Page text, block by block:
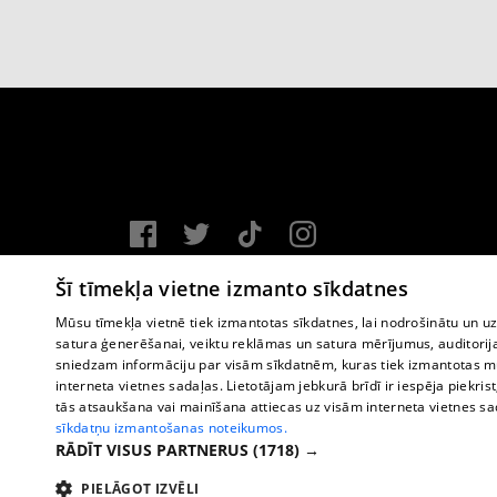
Vortal assistance service: e-mail -
Copyright © 2004-2026 SIA HELIO MEDIA.
All rights reserved.
Šī tīmekļa vietne izmanto sīkdatnes
Mūsu tīmekļa vietnē tiek izmantotas sīkdatnes, lai nodrošinātu un
satura ģenerēšanai, veiktu reklāmas un satura mērījumus,
sniedzam informāciju par visām sīkdatnēm, kuras tiek izmantotas
interneta vietnes sadaļas. Lietotājam jebkurā brīdī ir iespēja
tās atsaukšana vai mainīšana attiecas uz visām interneta vietnes
sīkdatņu izmantošanas noteikumos.
RĀDĪT VISUS PARTNERUS (1718) →
PIELĀGOT IZVĒLI